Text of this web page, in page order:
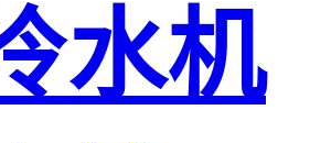
水机